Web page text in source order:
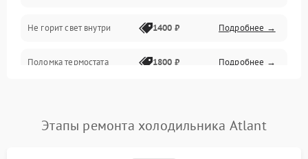
Не горит свет внутри 1400 ₽ Подробнее →
Поломка термостата 1800 ₽ Подробнее →
Поломка системы No Frost 2600 ₽ Подробнее →
Этапы ремонта холодильника Atlant